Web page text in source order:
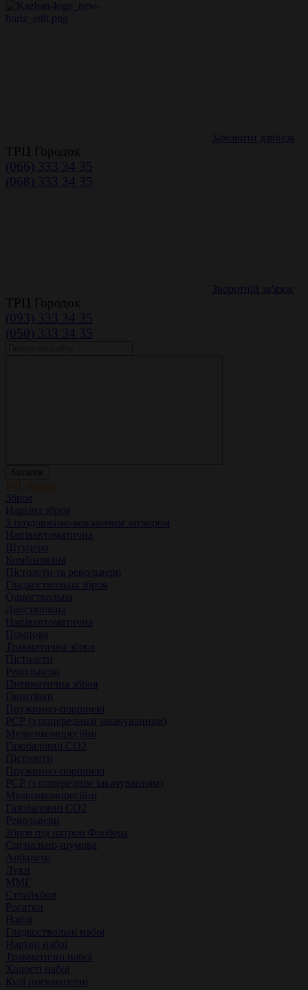
Замовити дзвінок
ТРЦ Городок
(066) 333 34 35
(068) 333 34 35
Зворотній зв'язок
ТРЦ Городок
(093) 333 34 35
(050) 333 34 35
Каталог
Б/В товари
Зброя
Нарізна зброя
З поздовжньо-ковзаючим затвором
Напівавтоматична
Штуцера
Комбінована
Пістолети та револьвери
Гладкоствольна зброя
Одноствольна
Двоствольна
Напівавтоматична
Помпова
Травматична зброя
Пістолети
Револьвери
Пневматична зброя
Гвинтівки
Пружинно-поршневі
РСР (з попередньої закачуванням)
Мультикомпресійні
Газобалонні СО2
Пістолети
Пружинно-поршневі
РСР (з попереднім закачуванням)
Мультикомпресійні
Газобалонні СО2
Револьвери
Зброя під патрон Флобера
Сигнально-шумова
Арбалети
Луки
ММГ
Страйкбол
Рогатки
Набої
Гладкоствольні набої
Нарізні набої
Травматичні набої
Холості набої
Кулі пневматичні